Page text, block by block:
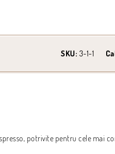
SKU: 3-1-1
potrivite pentru cele mai